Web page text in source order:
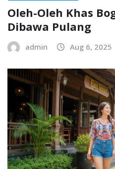
Oleh-Oleh Khas
Dibawa Pulang
admin Aug 6, 2025